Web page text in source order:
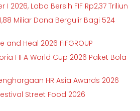
2026, Laba Bersih FIF Rp2,37 Triliun
Miliar Dana Bergulir Bagi 524
and Heal 2026 FIFGROUP
FIFA World Cup 2026 Paket Bola
HR Asia Awards 2026
Street Food 2026